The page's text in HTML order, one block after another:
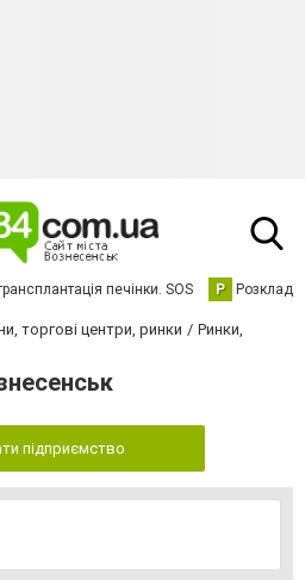
печінки. SOS Р Розклад
торгові центри, ринки
Ринки,
підприємство